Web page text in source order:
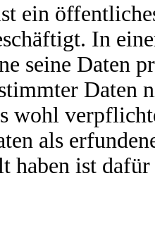
ein
In
seine Daten
Daten
wohl
als
haben ist dafür